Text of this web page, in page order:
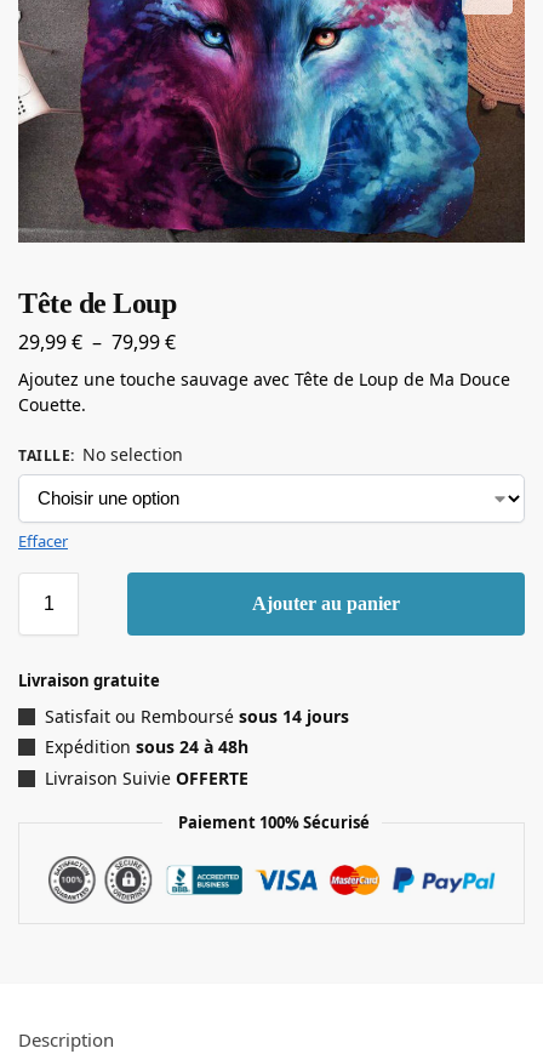
Tête de Loup
29,99€ – 79,99€
Ajoutez une touche sauvage avec Tête de Loup de Ma Douce
Couette.
TAILLE: No selection
Effacer
Ajouter au panier
Livraison gratuite
Satisfait ou Remboursé sous 14 jours
Expédition sous 24 à 48h
Livraison Suivie OFFERTE
Paiement 100% Sécurisé
Description